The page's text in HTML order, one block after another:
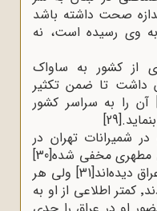
صحت داشته باشد
وی رسیده است، نه
از کشور به ساواک
بر آن داشت تا ضمن تکثیر
آن را به سراسر کشور
[29]
شمیرانات تهران در
مطهری مخفی شده[30]
دیده‌اند[31] ولی هر
چه منابع ساواک بیشتر تلاش کردند٬ کمتر اطلاعی از او به